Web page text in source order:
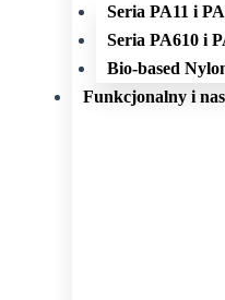
Seria PA11 i
Seria PA610 i
Bio-based
Funkcjonalny i